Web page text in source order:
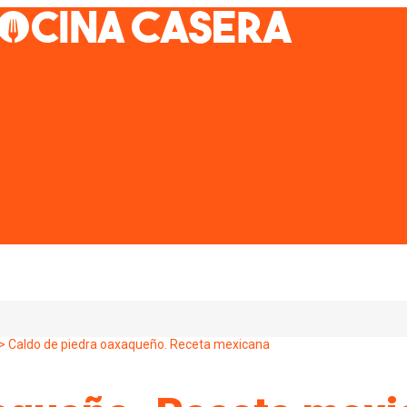
> Caldo de piedra oaxaqueño. Receta mexicana